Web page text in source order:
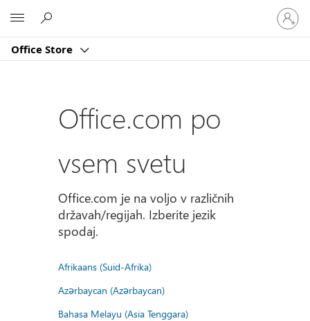
Office Store
Vpišite
se
v
račun
Office.com po
vsem svetu
Office.com je na voljo v različnih
državah/regijah. Izberite jezik
spodaj.
Afrikaans (Suid-Afrika)
Azərbaycan (Azərbaycan)
Bahasa Melayu (Asia Tenggara)